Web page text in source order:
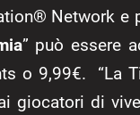
Network e
” può essere
o 9,99€. “La
giocatori di